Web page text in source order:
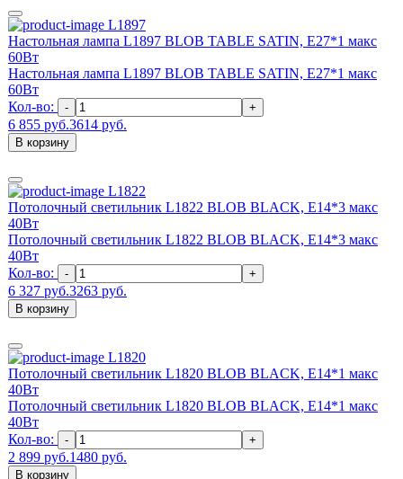
L1897
Настольная лампа L1897 BLOB TABLE SATIN, E27*1 макс
60Вт
Настольная лампа L1897 BLOB TABLE SATIN, E27*1 макс
60Вт
Кол-во:
- +
6 855 руб.3614 руб.
В корзину
L1822
Потолочный светильник L1822 BLOB BLACK, Е14*3 макс
40Вт
Потолочный светильник L1822 BLOB BLACK, Е14*3 макс
40Вт
Кол-во:
- +
6 327 руб.3263 руб.
В корзину
L1820
Потолочный светильник L1820 BLOB BLACK, Е14*1 макс
40Вт
Потолочный светильник L1820 BLOB BLACK, Е14*1 макс
40Вт
Кол-во:
- +
2 899 руб.1480 руб.
В корзину